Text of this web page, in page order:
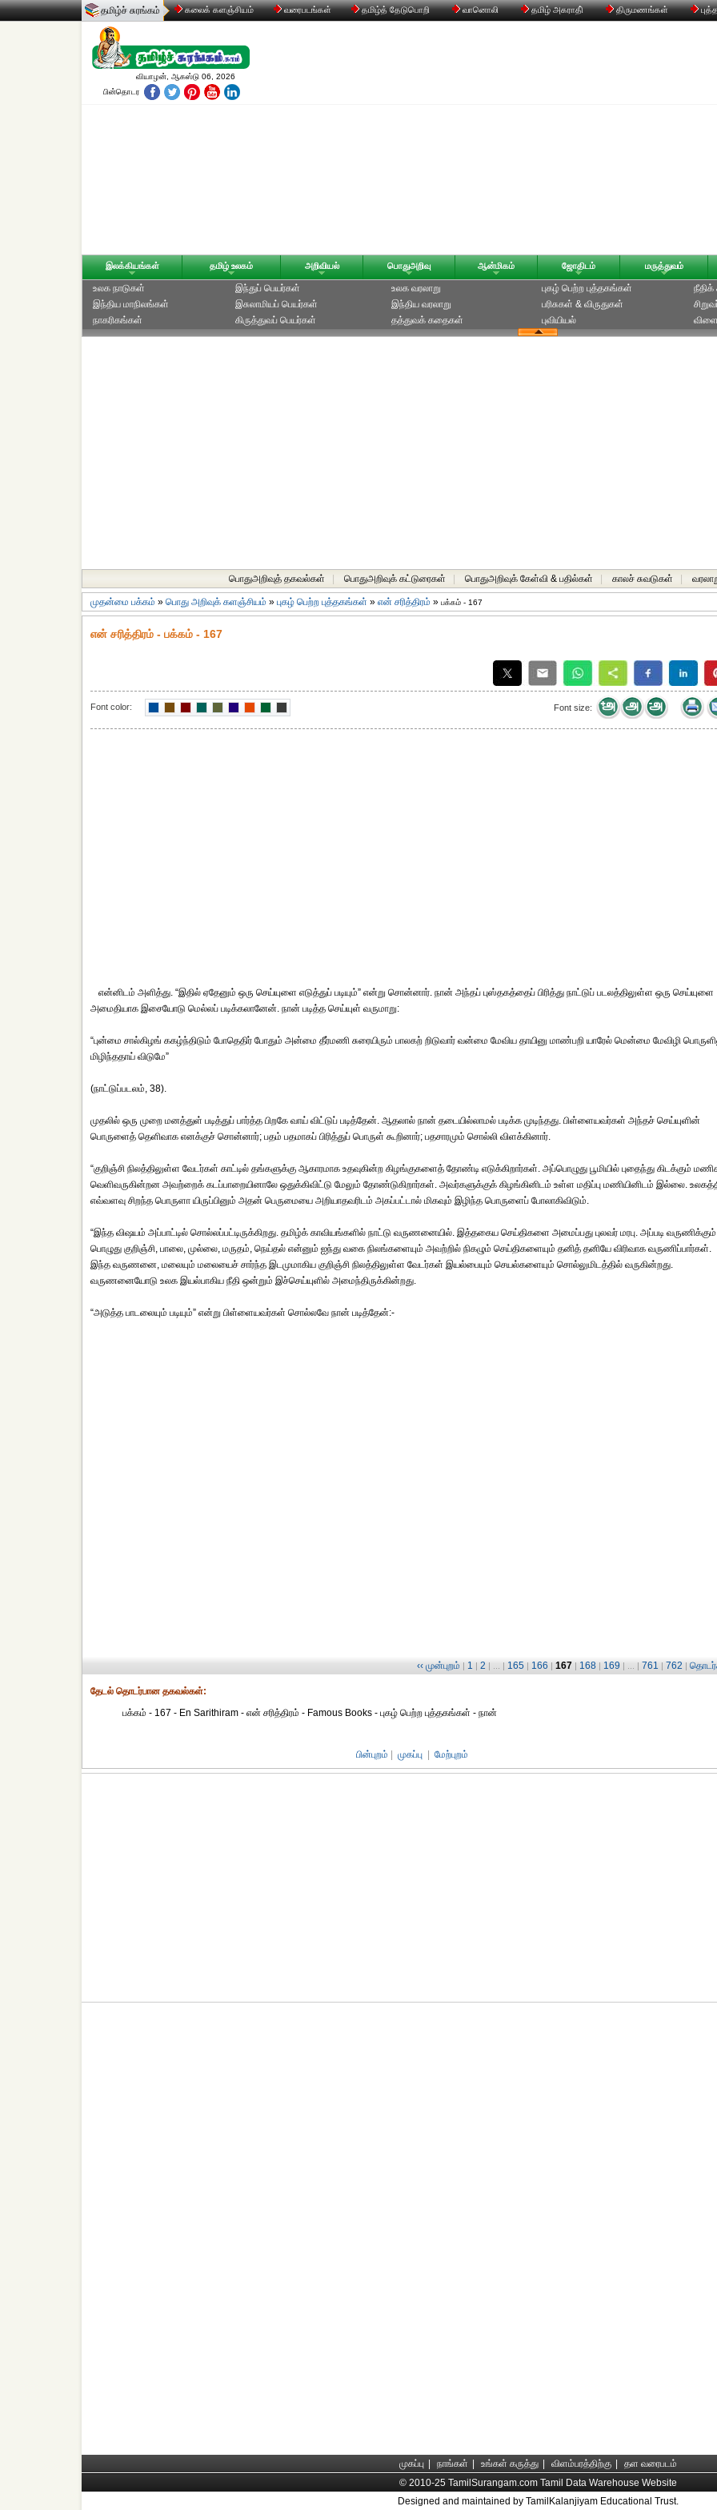
தமிழ்ச் சுரங்கம் கலைக் களஞ்சியம் வரைபடங்கள் தமிழ்த் தேடுபொறி வானொலி தமிழ் அகராதி் திருமணங்கள்
வியாழன், ஆகஸ்டு 06, 2026
பின்தொடர
இலக்கியங்கள் தமிழ் உலகம் அறிவியல் பொதுஅறிவு ஆன்மிகம் ஜோதிடம் மருத்துவம்
உலக நாடுகள்
இந்திய மாநிலங்கள்
நாகரிகங்கள்
இந்துப் பெயர்கள்
இசுலாமியப் பெயர்கள்
கிருத்துவப் பெயர்கள்
உலக வரலாறு
இந்திய வரலாறு
தத்துவக் கதைகள்
புகழ் பெற்ற புத்தகங்கள்
பரிசுகள் & விருதுகள்
புவியியல்
பொதுஅறிவுத் தகவல்கள் பொதுஅறிவுக் கட்டுரைகள் பொதுஅறிவுக் கேள்வி & பதில்கள் காலச் சுவடுகள்
முதன்மை பக்கம் » பொது அறிவுக் களஞ்சியம் » புகழ் பெற்ற புத்தகங்கள் » என் சரித்திரம் » பக்கம் - 167
என் சரித்திரம் - பக்கம் - 167
Font color: Font size:
என்னிடம் அளித்து. “இதில் ஏதேனும் ஒரு செய்யுளை எடுத்துப் படியும்” என்று சொன்னார். நான் அந்தப் புஸ்தகத்தைப் பிரித்து நாட்டுப் படலத்திலுள்ள ஒரு செய்யுளை
அமைதியாக இசையோடு மெல்லப் படிக்கலானேன். நான் படித்த செய்யுள் வருமாறு:
“புன்மை சால்கிழங் ககழ்ந்திடும் போதெதிர் போதும் அன்மை தீர்மணி சுரையிரும் பாலகற் றிடுவார் வன்மை மேவிய தாயினு மாண்பறி யாரேல் மென்மை மேவிழி
மிழிந்ததாய் விடுமே”
(நாட்டுப்படலம், 38).
முதலில் ஒரு முறை மனத்துள் படித்துப் பார்த்த பிறகே வாய் விட்டுப் படித்தேன். ஆதலால் நான் தடையில்லாமல் படிக்க முடிந்தது. பிள்ளையவர்கள் அந்தச் செய்யுளின்
பொருளைத் தெளிவாக எனக்குச் சொன்னார்; பதம் பதமாகப் பிரித்துப் பொருள் கூறினார்; பதசாரமும் சொல்லி விளக்கினார்.
“குறிஞ்சி நிலத்திலுள்ள வேடர்கள் காட்டில் தங்களுக்கு ஆகாரமாக உதவுகின்ற கிழங்குகளைத் தோண்டி எடுக்கிறார்கள். அப்பொழுது பூமியில் புதைந்து கிடக்கும்
வெளிவருகின்றன அவற்றைக் கடப்பாறையினாலே ஒதுக்கிவிட்டு மேலும் தோண்டுகிறார்கள். அவர்களுக்குக் கிழங்கினிடம் உள்ள மதிப்பு மணியினிடம் இல்லை.
எவ்வளவு சிறந்த பொருளா யிருப்பினும் அதன் பெருமையை அறியாதவரிடம் அகப்பட்டால் மிகவும் இழிந்த பொருளைப் போலாகிவிடும்.
“இந்த விஷயம் அப்பாட்டில் சொல்லப்பட்டிருக்கிறது. தமிழ்க் காவியங்களில் நாட்டு வருணனையில். இத்தகைய செய்திகளை அமைப்பது புலவர் மரபு. அப்படி வருணிக்கும்
பொழுது குறிஞ்சி, பாலை, முல்லை, மருதம், நெய்தல் என்னும் ஐந்து வகை நிலங்களையும் அவற்றில் நிகழும் செய்திகளையும் தனித் தனியே விரிவாக வருணிப்பார்கள்.
இந்த வருணனை, மலையும் மலையைச் சார்ந்த இடமுமாகிய குறிஞ்சி நிலத்திலுள்ள வேடர்கள் இயல்பையும் செயல்களையும் சொல்லுமிடத்தில் வருகின்றது.
வருணனையோடு உலக இயல்பாகிய நீதி ஒன்றும் இச்செய்யுளில் அமைந்திருக்கின்றது.
“அடுத்த பாடலையும் படியும்” என்று பிள்ளையவர்கள் சொல்லவே நான் படித்தேன்:-
‹‹ முன்புறம் | 1 | 2 | ... | 165 | 166 | 167 | 168 | 169 | ... | 761 | 762 |
தேட‌ல் தொட‌ர்பான தகவ‌ல்க‌ள்:
பக்கம் - 167 - En Sarithiram - என் சரித்திரம் - Famous Books - புகழ் பெற்ற புத்தகங்கள் - நான்
பின்புறம் முகப்பு மேற்புறம்
முகப்பு நாங்கள் உங்கள் கருத்து விளம்பரத்திற்கு
தள வரைபடம்
© 2010-25 TamilSurangam.com Tamil Data Warehouse Website
Designed and maintained by TamilKalanjiyam Educational Trust.